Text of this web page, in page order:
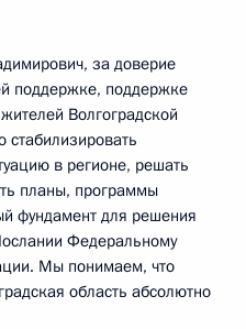
за доверие
поддержке, поддержке
Волгоградской
стабилизировать
в регионе, решать
планы, программы
фундамент для решения
Федеральному
Мы понимаем, что
область абсолютно